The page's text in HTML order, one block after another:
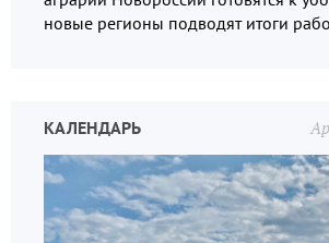
новые регионы подводят итоги
КАЛЕНДАРЬ